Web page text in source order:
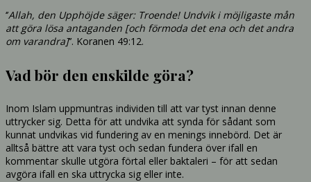
‘’Allah, den Upphöjde säger: Troende! Undvik i möjligaste mån
att göra lösa antaganden [och förmoda det ena och det andra
om varandra]’’. Koranen 49:12.
Vad bör den enskilde göra?
Inom Islam uppmuntras individen till att var tyst innan denne
uttrycker sig. Detta för att undvika att synda för sådant som
kunnat undvikas vid fundering av en menings innebörd. Det är
alltså bättre att vara tyst och sedan fundera över ifall en
kommentar skulle utgöra förtal eller baktaleri – för att sedan
avgöra ifall en ska uttrycka sig eller inte.